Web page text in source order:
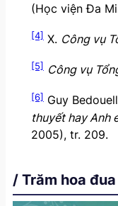
(Học viện Đa
[4]X. Công vụ
[5] Công vụ
[6]Guy
thuyết hay Anh
2005), tr. 209.
/ Trăm hoa